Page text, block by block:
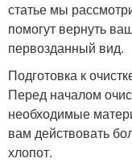
статье мы
помогут вернуть
первозданный вид.
Подготовка к
Перед началом
необходимые
вам действовать
хлопот.